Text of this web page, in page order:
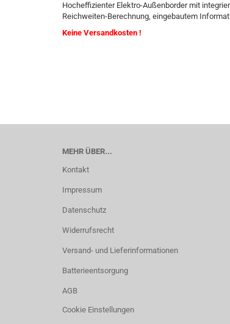
Hocheffizienter Elektro-Außenborder mit
Reichweiten-Berechnung, eingebautem
Keine Versandkosten !
MEHR ÜBER...
Kontakt
Impressum
Datenschutz
Widerrufsrecht
Versand- und Lieferinformationen
Batterieentsorgung
AGB
Cookie Einstellungen